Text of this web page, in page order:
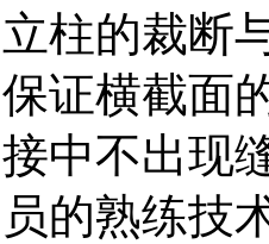
立柱的裁断
保证横截面
接中不出现
员的熟练技